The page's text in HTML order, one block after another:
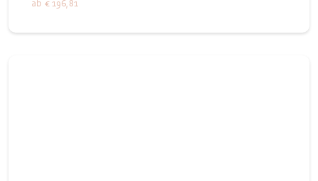
ab € 196,81